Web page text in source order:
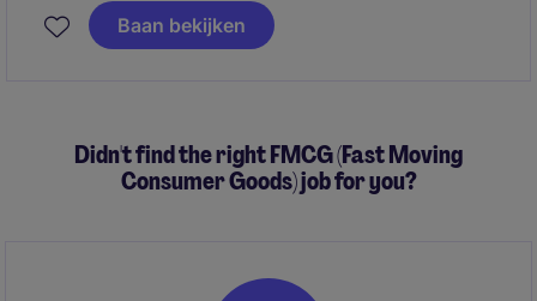
with teams growing and product portfolios widening.
This has created a new opportunity within their
could mean for you?
Baan bekijken
Didn't find the right FMCG (Fast Moving
Consumer Goods) job for you?